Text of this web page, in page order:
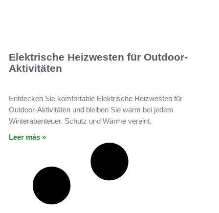
Elektrische Heizwesten für Outdoor-
Aktivitäten
Entdecken Sie komfortable Elektrische Heizwesten für
Outdoor-Aktivitäten und bleiben Sie warm bei jedem
Winterabenteuer. Schutz und Wärme vereint.
Leer más »